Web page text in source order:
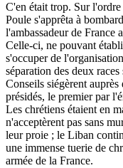
C'en était trop. Sur
Poule s'apprêta à
l'ambassadeur de France
Celle-ci, ne pouvant
s'occuper de
séparation des deux
Conseils siégèrent
présidés, le premier par
Les chrétiens étaient en
n'acceptèrent pas sans
leur proie ; le Liban
une immense tuerie de
armée de la France.